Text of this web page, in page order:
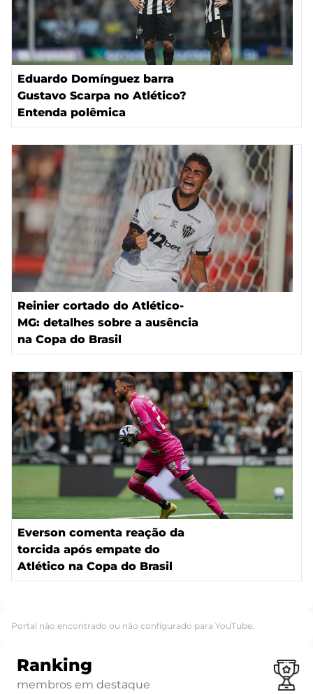
Eduardo Domínguez barra
Gustavo Scarpa no Atlético?
Entenda polêmica
Reinier cortado do Atlético-
MG: detalhes sobre a ausência
na Copa do Brasil
Everson comenta reação da
torcida após empate do
Atlético na Copa do Brasil
Portal não encontrado ou não configurado para YouTube.
Ranking
membros em destaque